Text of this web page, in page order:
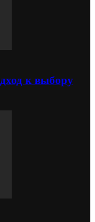
к выбору